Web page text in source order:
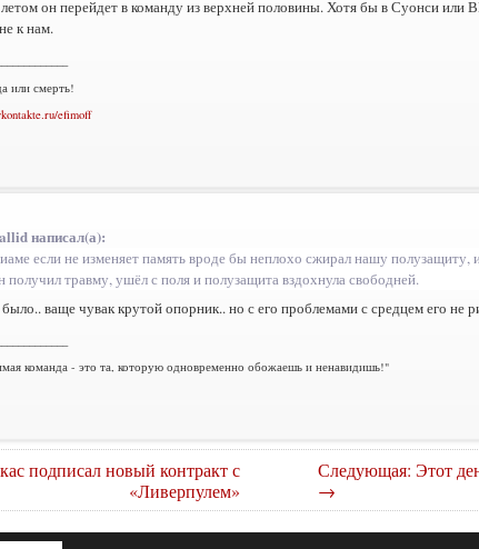
он перейдет в команду из верхней половины. Хотя бы в Суонси или
к нам.
или смерть!
efimoff
написал(а):
если не изменяет память вроде бы неплохо сжирал нашу полузащиту,
получил травму, ушёл с поля и полузащита вздохнула свободней.
было.. ваще чувак крутой опорник.. но с его проблемами с средцем его не
команда - это та, которую одновременно обожаешь и ненавидишь!"
подписал новый контракт с
«Ливерпулем»
Следующая: Этот
→